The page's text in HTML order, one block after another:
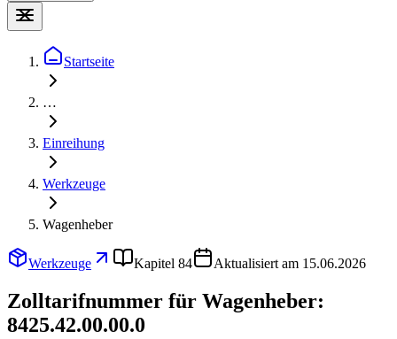
Startseite
…
Einreihung
Werkzeuge
Wagenheber
Werkzeuge Kapitel 84 Aktualisiert am 15.06.2026
Zolltarifnummer für Wagenheber:
8425.42.00.00.0